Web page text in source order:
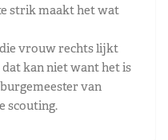
strik maakt het wat
die vrouw rechts lijkt
kan niet want het is
van
scouting.